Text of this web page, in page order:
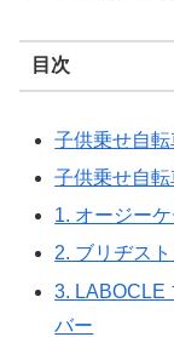
目次
子供乗せ自
子供乗せ自
1. オージー
2. ブリヂス
3. LABOCLE
バー